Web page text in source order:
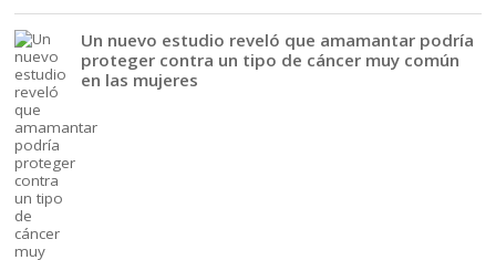
Un nuevo estudio reveló que amamantar podría
proteger contra un tipo de cáncer muy común
en las mujeres